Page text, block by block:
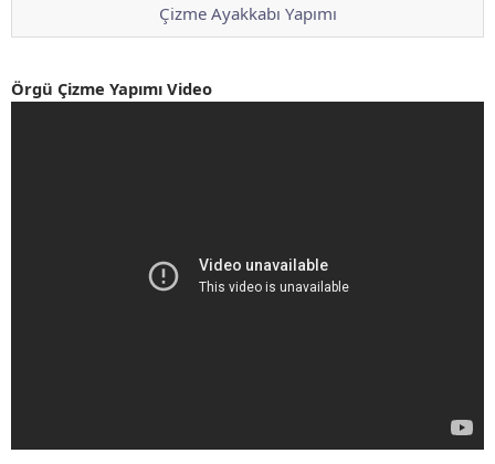
Çizme Ayakkabı Yapımı
Örgü Çizme Yapımı Video